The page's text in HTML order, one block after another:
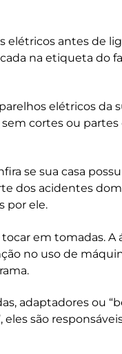
elétricos antes de
na etiqueta do
elétricos da
cortes ou
se sua casa
dos acidentes
por ele.
em tomadas. A
no uso de
adaptadores ou
eles são